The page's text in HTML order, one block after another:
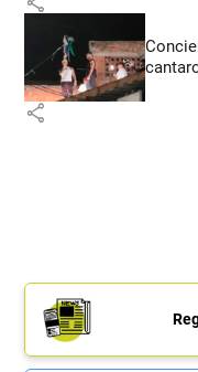
share